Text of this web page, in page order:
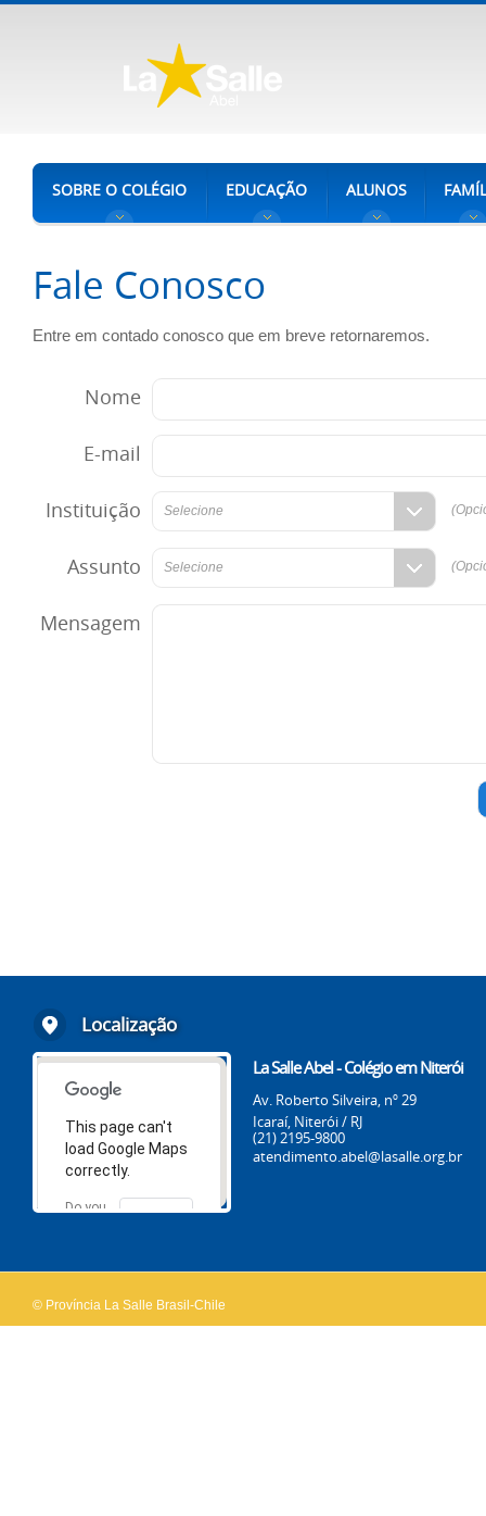
SOBRE O COLÉGIO EDUCAÇÃO ALUNOS
Fale Conosco
Entre em contado conosco que em breve retornaremos.
Nome
E-mail
Instituição Selecione
Assunto Selecione
Mensagem
Localização
This page can't
load Google Maps
correctly.
Do you
OK
La Salle Abel - Colégio em Niterói
Av. Roberto Silveira, nº 29
Icaraí, Niterói / RJ
(21) 2195-9800
atendimento.abel@lasalle.org.br
© Província La Salle Brasil-Chile